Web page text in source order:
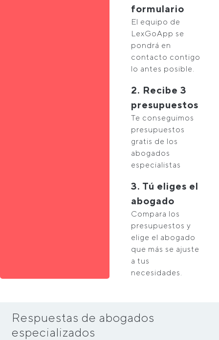
formulario
El equipo de
LexGoApp se
pondrá en
contacto contigo
lo antes posible.
2. Recibe 3
presupuestos
Te conseguimos
presupuestos
gratis de los
abogados
especialistas
3. Tú eliges el
abogado
Compara los
presupuestos y
elige el abogado
que más se ajuste
a tus
necesidades.
Respuestas de abogados
especializados